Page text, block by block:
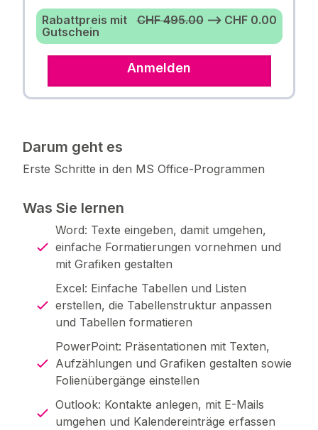
Rabattpreis mit
Gutschein
CHF 495.00⟶ CHF 0.00
Anmelden
Darum geht es
Erste Schritte in den MS Office-Programmen
Was Sie lernen
Word: Texte eingeben, damit umgehen,
einfache Formatierungen vornehmen und
mit Grafiken gestalten
Excel: Einfache Tabellen und Listen
erstellen, die Tabellenstruktur anpassen
und Tabellen formatieren
PowerPoint: Präsentationen mit Texten,
Aufzählungen und Grafiken gestalten sowie
Folienübergänge einstellen
Outlook: Kontakte anlegen, mit E-Mails
umgehen und Kalendereinträge erfassen